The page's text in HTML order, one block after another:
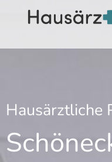
springen
Hausärztliche